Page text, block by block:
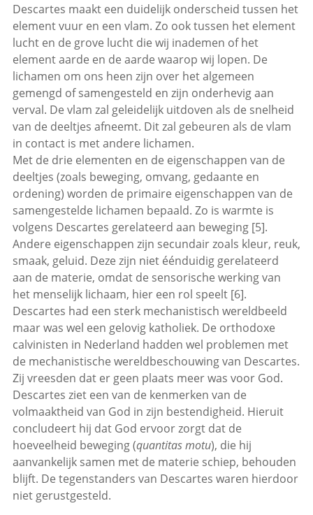
Descartes maakt een duidelijk onderscheid tussen het
element vuur en een vlam. Zo ook tussen het element
lucht en de grove lucht die wij inademen of het
element aarde en de aarde waarop wij lopen. De
lichamen om ons heen zijn over het algemeen
gemengd of samengesteld en zijn onderhevig aan
verval. De vlam zal geleidelijk uitdoven als de snelheid
van de deeltjes afneemt. Dit zal gebeuren als de vlam
in contact is met andere lichamen.
Met de drie elementen en de eigenschappen van de
deeltjes (zoals beweging, omvang, gedaante en
ordening) worden de primaire eigenschappen van de
samengestelde lichamen bepaald. Zo is warmte is
volgens Descartes gerelateerd aan beweging [5].
Andere eigenschappen zijn secundair zoals kleur, reuk,
smaak, geluid. Deze zijn niet éénduidig gerelateerd
aan de materie, omdat de sensorische werking van
het menselijk lichaam, hier een rol speelt [6].
Descartes had een sterk mechanistisch wereldbeeld
maar was wel een gelovig katholiek. De orthodoxe
calvinisten in Nederland hadden wel problemen met
de mechanistische wereldbeschouwing van Descartes.
Zij vreesden dat er geen plaats meer was voor God.
Descartes ziet een van de kenmerken van de
volmaaktheid van God in zijn bestendigheid. Hieruit
concludeert hij dat God ervoor zorgt dat de
hoeveelheid beweging (quantitas motu), die hij
aanvankelijk samen met de materie schiep, behouden
blijft. De tegenstanders van Descartes waren hierdoor
niet gerustgesteld.